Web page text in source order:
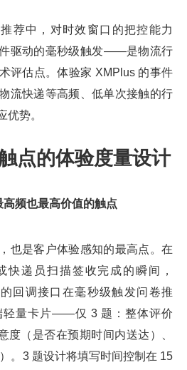
荐中，对时效窗口的把控能力
驱动的毫秒级触发——是物流行
评估点。体验家 XMPlus 的事件
流快递等高频、低单次接触的行
优势。
点的体验度量设计
频也最高价值的触点
也是客户体验感知的最高点。在
递员扫描签收完成的瞬间，
回调接口在毫秒级触发问卷推
轻量卡片——仅 3 题：整体评价
度（是否在预期时间内送达）、
。3 题设计将填写时间控制在 15